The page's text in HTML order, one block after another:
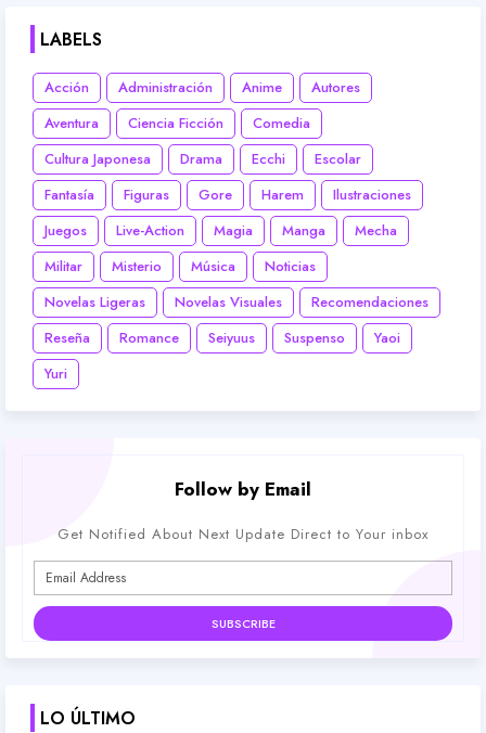
LABELS
Acción Administración Anime
Autores
Aventura
Ciencia Ficción
Comedia
Cultura Japonesa
Drama Ecchi
Escolar
Fantasía
Figuras Gore Harem
Ilustraciones
Juegos
Live-Action Magia Manga
Mecha
Militar
Misterio Música
Noticias
Novelas Ligeras
Novelas Visuales
Recomendaciones
Reseña
Romance Seiyuus Suspenso
Yaoi
Yuri
Follow by Email
Get Notified About Next Update Direct to Your inbox
LO ÚLTIMO